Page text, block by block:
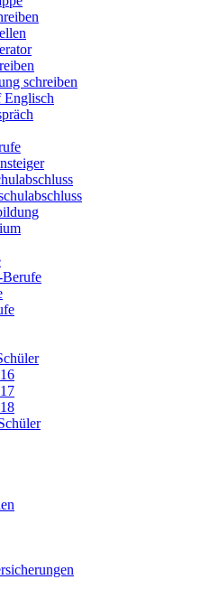
schreiben
Englisch